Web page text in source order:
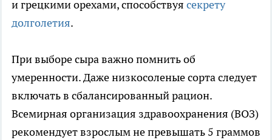
и грецкими орехами, способствуя секрету
долголетия.
При выборе сыра важно помнить об
умеренности. Даже низкосоленые сорта следует
включать в сбалансированный рацион.
Всемирная организация здравоохранения (ВОЗ)
рекомендует взрослым не превышать 5 граммов